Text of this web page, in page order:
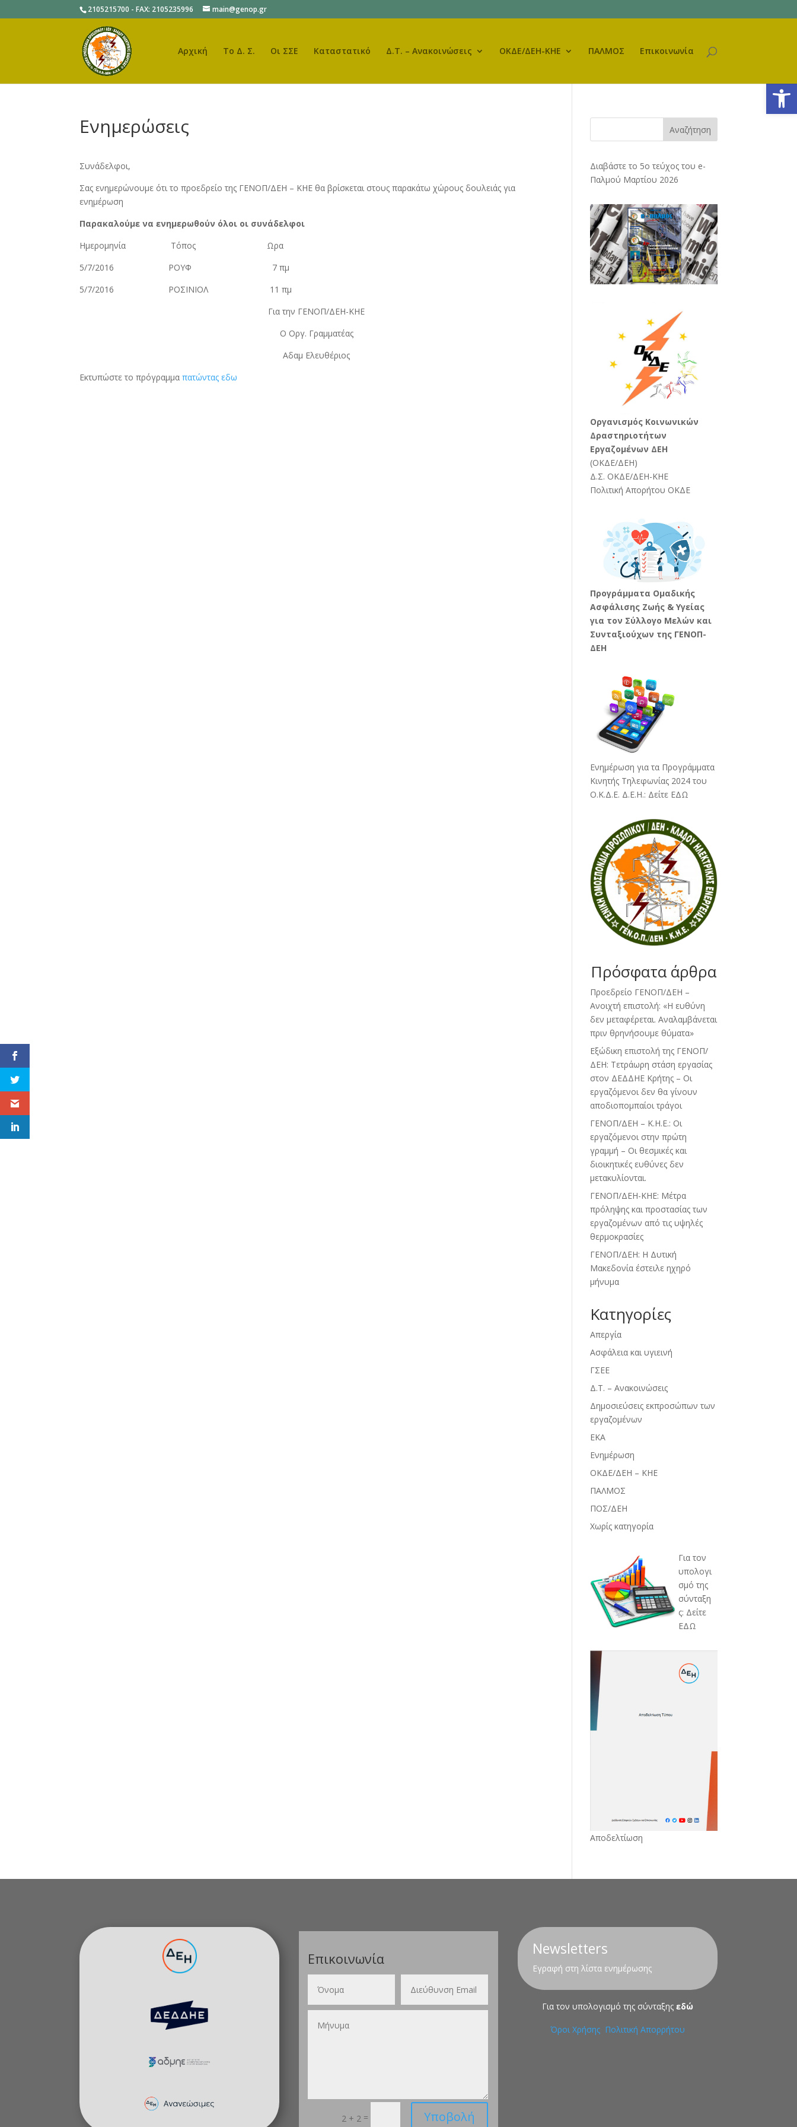
2105215700 - FAX: 2105235996 main@genop.gr
Αρχική Το Δ. Σ. Οι ΣΣΕ Καταστατικό Δ.Τ. – Ανακοινώσεις ΟΚΔΕ/ΔΕΗ-ΚΗΕ ΠΑΛΜΟΣ Επικοινωνία
Ενημερώσεις
Συνάδελφοι,
Σας ενημερώνουμε ότι το προεδρείο της ΓΕΝΟΠ/ΔΕΗ – ΚΗΕ θα βρίσκεται στους παρακάτω χώρους δουλειάς για
ενημέρωση
Παρακαλούμε να ενημερωθούν όλοι οι συνάδελφοι
Ημερομηνία Τόπος Ωρα
5/7/2016 ΡΟΥΦ 7 πμ
5/7/2016 ΡΟΣΙΝΙΟΛ 11 πμ
Για την ΓΕΝΟΠ/ΔΕΗ-ΚΗΕ
Ο Οργ. Γραμματέας
Αδαμ Ελευθέριος
Εκτυπώστε το πρόγραμμαπατώντας εδω
Αναζήτηση
Διαβάστε το 5ο τεύχος του e-
Παλμού Μαρτίου 2026
Oργανισμός Κοινωνικών
Δραστηριοτήτων
Εργαζομένων ΔΕΗ
(ΟΚΔΕ/ΔΕΗ)
Δ.Σ. ΟΚΔΕ/ΔΕΗ-ΚΗΕ
Πολιτική Απορήτου ΟΚΔΕ
Προγράμματα Ομαδικής
Ασφάλισης Ζωής & Υγείας
για τον Σύλλογο Μελών και
Συνταξιούχων της ΓΕΝΟΠ-
ΔΕΗ
Ενημέρωση για τα Προγράμματα
Κινητής Τηλεφωνίας 2024 του
Ο.Κ.Δ.Ε. Δ.Ε.Η.: Δείτε ΕΔΩ
Πρόσφατα άρθρα
Προεδρείο ΓΕΝΟΠ/ΔΕΗ –
Ανοιχτή επιστολή: «Η ευθύνη
δεν μεταφέρεται. Αναλαμβάνεται
πριν θρηνήσουμε θύματα»
Εξώδικη επιστολή της ΓΕΝΟΠ/
ΔΕΗ: Τετράωρη στάση εργασίας
στον ΔΕΔΔΗΕ Κρήτης – Οι
εργαζόμενοι δεν θα γίνουν
αποδιοπομπαίοι τράγοι
ΓΕΝΟΠ/ΔΕΗ – Κ.Η.Ε.: Οι
εργαζόμενοι στην πρώτη
γραμμή – Οι θεσμικές και
διοικητικές ευθύνες δεν
μετακυλίονται.
ΓΕΝΟΠ/ΔΕΗ-ΚΗΕ: Μέτρα
πρόληψης και προστασίας των
εργαζομένων από τις υψηλές
θερμοκρασίες
ΓΕΝΟΠ/ΔΕΗ: Η Δυτική
Μακεδονία έστειλε ηχηρό
μήνυμα
Kατηγορίες
Απεργία
Ασφάλεια και υγιεινή
ΓΣΕΕ
Δ.Τ. – Ανακοινώσεις
Δημοσιεύσεις εκπροσώπων των
εργαζομένων
ΕΚΑ
Ενημέρωση
ΟΚΔΕ/ΔΕΗ – ΚΗΕ
ΠΑΛΜΟΣ
ΠΟΣ/ΔΕΗ
Χωρίς κατηγορία
Για τον
υπολογι
σμό της
σύνταξη
ς: Δείτε
ΕΔΩ
Αποδελτίωση
Επικοινωνία
2 + 2 = Υποβολή
Newsletters
Εγραφή στη λίστα ενημέρωσης
Για τον υπολογισμό της σύνταξης εδώ
Όροι Χρήσης Πολιτική Απορρήτου